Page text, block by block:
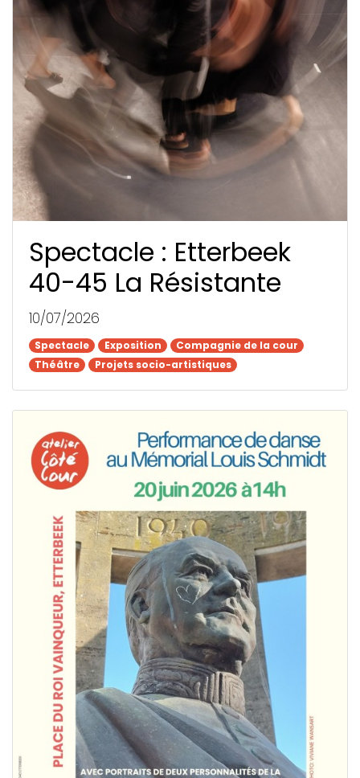
Spectacle Exposition
Compagnie de la cour
Théâtre
Projets socio-artistiques
Spectacle : Etterbeek
40-45 La Résistante
10/07/2026
Spectacle Exposition
Compagnie de la cour
Théâtre
Projets socio-artistiques